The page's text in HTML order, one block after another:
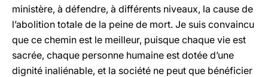
ministère, à défendre, à différents niveaux, la cause de
l’abolition totale de la peine de mort. Je suis convaincu
que ce chemin est le meilleur, puisque chaque vie est
sacrée, chaque personne humaine est dotée d’une
dignité inaliénable, et la société ne peut que bénéficier